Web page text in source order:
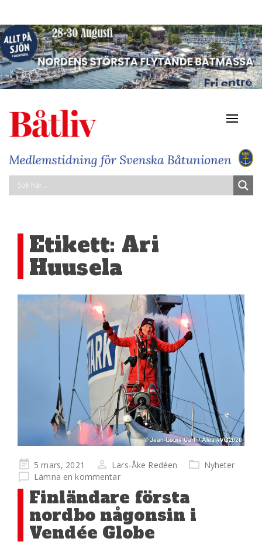
Etikett: Ari
Huusela
Publicerad
på
5 mars, 2021 Lars-Åke Redéen
Nyheter
Lämna en kommentar
Finländare första
nordbo någonsin i
Vendée Globe